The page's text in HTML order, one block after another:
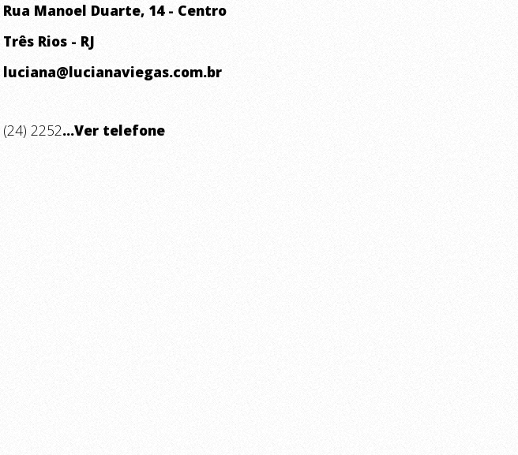
Rua Manoel Duarte, 14 - Centro
Três Rios - RJ
luciana@lucianaviegas.com.br
(24) 2252...Ver telefone